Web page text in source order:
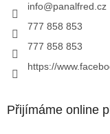
info@panalfred.cz
777 858 853
777 858 853
https://
Přijímáme online